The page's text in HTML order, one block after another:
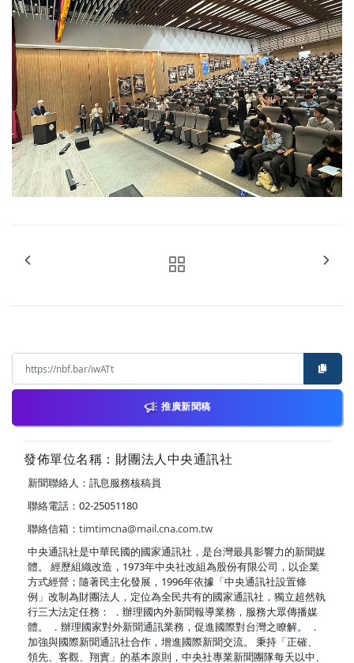
推廣新聞稿
發佈單位名稱：財團法人中央通訊社
新聞聯絡人：訊息服務核稿員
聯絡電話：02-25051180
聯絡信箱： timtimcna@mail.cna.com.tw
中央通訊社是中華民國的國家通訊社，是台灣最具影響力的新聞媒
體。 經歷組織改造，1973年中央社改組為股份有限公司，以企業
方式經營；隨著民主化發展，1996年依據「中央通訊社設置條
例」改制為財團法人，定位為全民共有的國家通訊社，獨立超然執
行三大法定任務： ．辦理國內外新聞報導業務，服務大眾傳播媒
體。 ．辦理國家對外新聞通訊業務，促進國際對台灣之瞭解。 ．
加強與國際新聞通訊社合作，增進國際新聞交流。 秉持「正確、
領先、客觀、翔實」的基本原則，中央社專業新聞團隊每天以中、